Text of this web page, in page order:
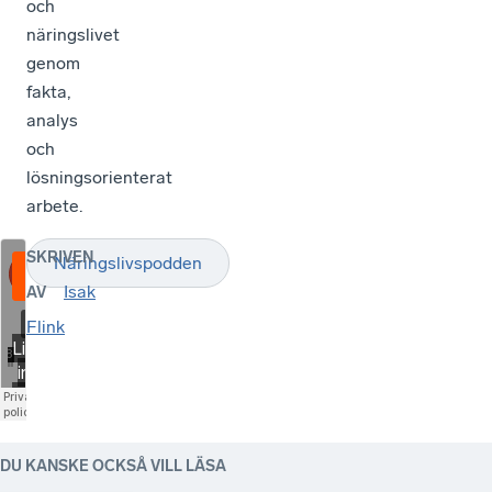
och
näringslivet
genom
fakta,
analys
och
lösningsorienterat
arbete.
Näringslivspodden
SKRIVEN
AV
Isak
Flink
DU KANSKE OCKSÅ VILL LÄSA